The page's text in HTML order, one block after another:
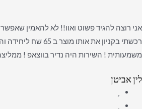
רכשתי בקניון את אותו
משמעותית ! השירות היה נדיר בווצאפ !
לין אביטן